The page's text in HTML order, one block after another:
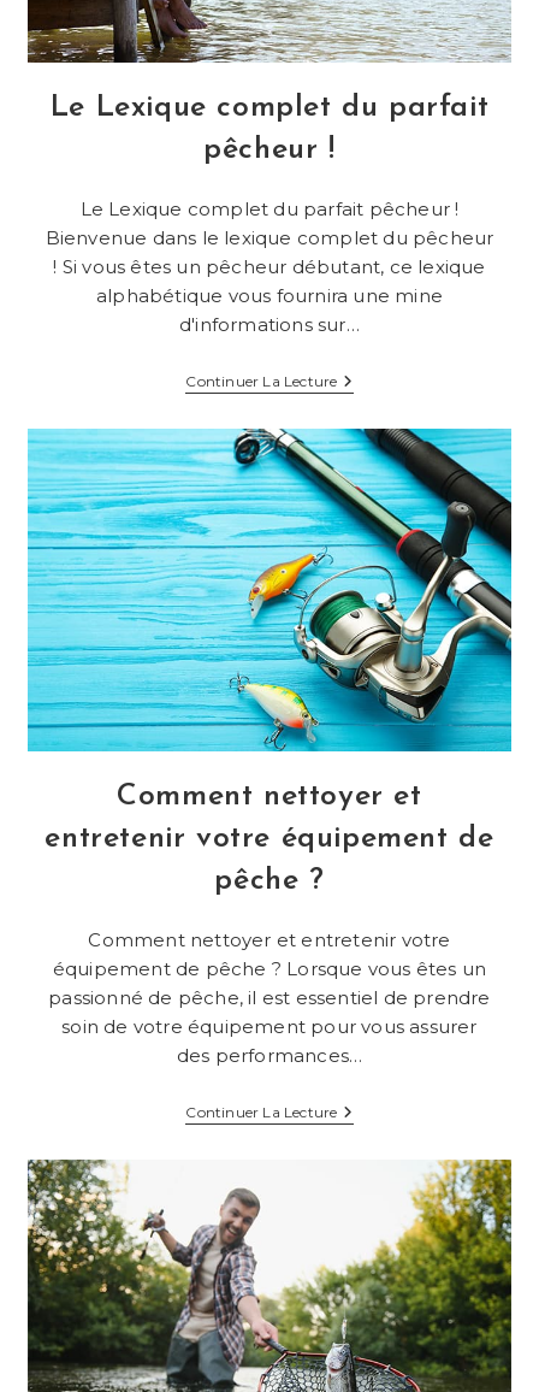
Le Lexique complet du parfait
pêcheur !
Le Lexique complet du parfait pêcheur !
Bienvenue dans le lexique complet du pêcheur
! Si vous êtes un pêcheur débutant, ce lexique
alphabétique vous fournira une mine
d'informations sur…
Continuer La LectureLe
Lexique
Du
Parfait
Pêcheur
!
Comment nettoyer et
entretenir votre équipement de
pêche ?
Comment nettoyer et entretenir votre
équipement de pêche ? Lorsque vous êtes un
passionné de pêche, il est essentiel de prendre
soin de votre équipement pour vous assurer
des performances…
Continuer La LectureComment
Nettoyer
Entretenir
Équipement
Pêche
?